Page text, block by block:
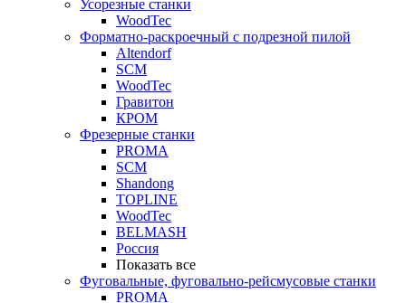
Усорезные станки
WoodTec
Форматно-раскроечный с подрезной пилой
Altendorf
SCM
WoodTec
Гравитон
КРОМ
Фрезерные станки
PROMA
SCM
Shandong
TOPLINE
WoodTec
BELMASH
Россия
Показать все
Фуговальные, фуговально-рейсмусовые станки
PROMA